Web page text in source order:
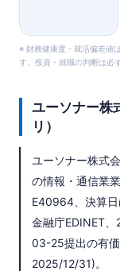
※ 財務健康度・就活偏差値
す。投資・就職の判断は必
ユーソナー株
リ）
ユーソナー株式
の情報・通信業
E40964、決算日
金融庁EDINET
03-25提出の有
2025/12/31)。